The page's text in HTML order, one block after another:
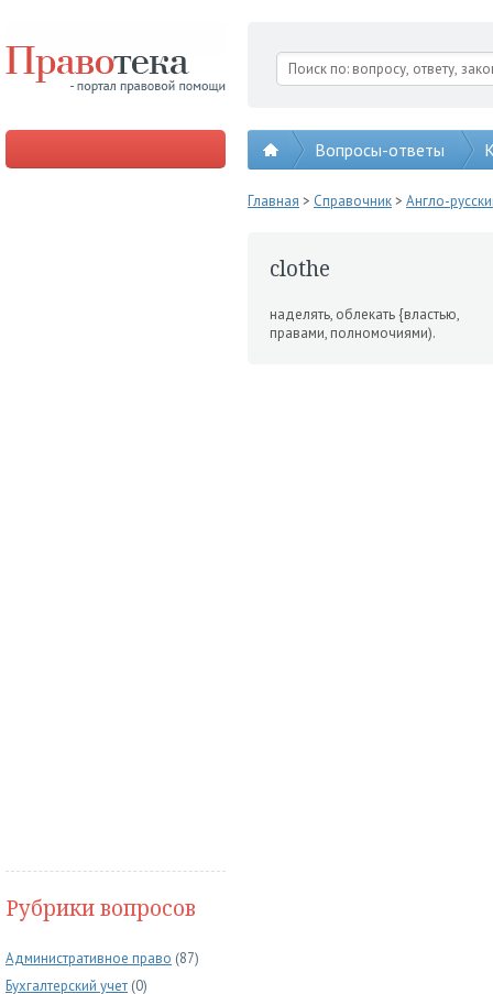
Вопросы-ответы
Рубрики вопросов
Административное право (87)
Бухгалтерский учет (0)
Главная > Справочник> Англо-
clothe
наделять, облекать {властью,
правами, полномочиями).